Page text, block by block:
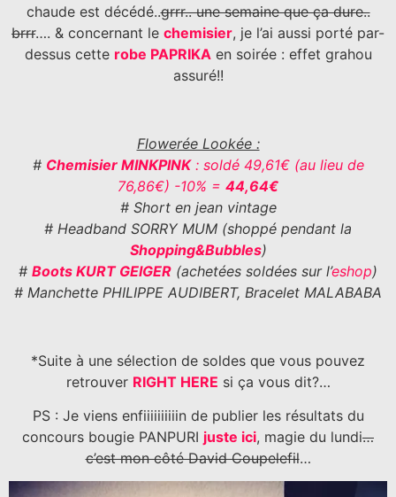
chaude est décédé..grrr.. une semaine que ça dure..
brrr…. & concernant le chemisier, je l’ai aussi porté par-
dessus cette robe PAPRIKA en soirée : effet grahou
assuré!!
Flowerée Lookée :
# Chemisier MINKPINK: soldé 49,61€ (au lieu de
76,86€) -10% = 44,64€
# Short en jean vintage
# Headband SORRY MUM (shoppé pendant la
Shopping&Bubbles)
# Boots KURT GEIGER (achetées soldées sur l’eshop)
# Manchette PHILIPPE AUDIBERT, Bracelet MALABABA
*Suite à une sélection de soldes que vous pouvez
retrouver RIGHT HERE si ça vous dit?…
PS : Je viens enfiiiiiiiiiin de publier les résultats du
concours bougie PANPURI juste ici, magie du lundi…
c’est mon côté David Coupelefil…